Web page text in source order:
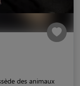
des animaux